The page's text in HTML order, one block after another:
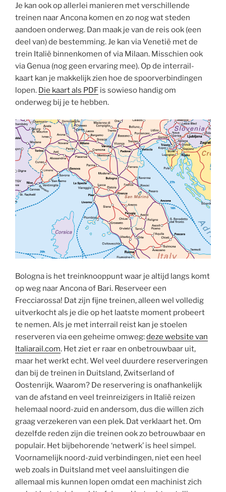
Je kan ook op allerlei manieren met verschillende
treinen naar Ancona komen en zo nog wat steden
aandoen onderweg. Dan maak je van de reis ook (een
deel van) de bestemming. Je kan via Venetië met de
trein Italië binnenkomen of via Milaan. Misschien ook
via Genua (nog geen ervaring mee). Op de interrail-
kaart kan je makkelijk zien hoe de spoorverbindingen
lopen. Die kaart als PDF is sowieso handig om
onderweg bij je te hebben.
Bologna is het treinknooppunt waar je altijd langs komt
op weg naar Ancona of Bari. Reserveer een
Frecciarossa! Dat zijn fijne treinen, alleen wel volledig
uitverkocht als je die op het laatste moment probeert
te nemen. Als je met interrail reist kan je stoelen
reserveren via een geheime omweg:deze website van
Italiarail.com. Het ziet er raar en onbetrouwbaar uit,
maar het werkt echt. Wel veel duurdere reserveringen
dan bij de treinen in Duitsland, Zwitserland of
Oostenrijk. Waarom? De reservering is onafhankelijk
van de afstand en veel treinreizigers in Italië reizen
helemaal noord-zuid en andersom, dus die willen zich
graag verzekeren van een plek. Dat verklaart het. Om
dezelfde reden zijn die treinen ook zo betrouwbaar en
populair. Het bijbehorende ‘netwerk’ is heel simpel.
Voornamelijk noord-zuid verbindingen, niet een heel
web zoals in Duitsland met veel aansluitingen die
allemaal mis kunnen lopen omdat een machinist zich